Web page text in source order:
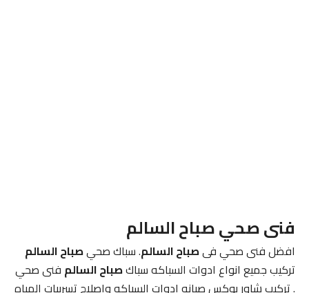
فنى صحي صباح السالم
افضل فنى صحي فىصباح السالم. سباك صحيصباح السالم
تركيب جميع انواع ادوات السباكه سباكصباح السالمفنى صحي
. تركيب شاور بوكس صيانه ادوات السباكه واصلاح تسرببات المياه